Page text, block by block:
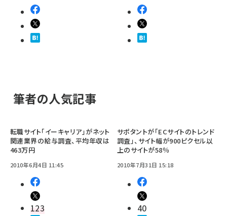
筆者の人気記事
転職サイト「イーキャリア」がネット
関連業界の給与調査、平均年収は
463万円
2010年6月4日 11:45
123
サポタントが「ECサイトのトレンド
調査」、サイト幅が900ピクセル以
上のサイトが58％
2010年7月31日 15:18
40